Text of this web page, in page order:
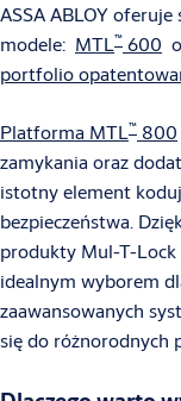
ASSA ABLOY
modele: MTL™ 600
portfolio
Platforma MTL™ 800
zamykania oraz
istotny element
bezpieczeństwa.
produkty Mul-T-Lock
idealnym wyborem
zaawansowanych
się do różnorodnych